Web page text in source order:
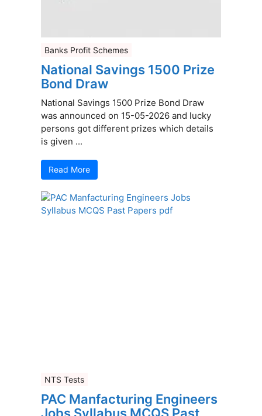
Banks Profit Schemes
National Savings 1500 Prize
Bond Draw
National Savings 1500 Prize Bond Draw
was announced on 15-05-2026 and lucky
persons got different prizes which details
is given ...
Read More
NTS Tests
PAC Manfacturing Engineers
Jobs Syllabus MCQS Past